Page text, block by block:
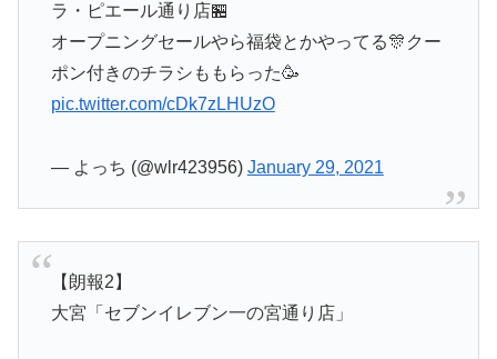
ラ・ピエール通り店🏪
オープニングセールやら福袋とかやってる🎊クー
ポン付きのチラシももらった🥳
pic.twitter.com/cDk7zLHUzO
— よっち (@wlr423956) January 29, 2021
【朗報2】
大宮「セブンイレブン一の宮通り店」